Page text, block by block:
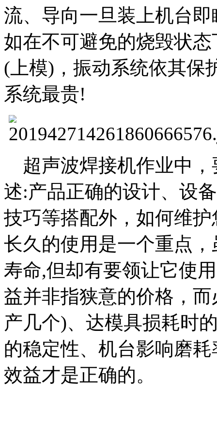
流、导向一旦装上机台
如在不可避免的烧毁状
(上模)，振动系统依其保
系统最贵!
超声波焊接机作业中，
述:产品正确的设计、设
技巧等搭配外，如何维
长久的使用是一个重点
寿命,但却有要领让它使
益并非指狭意的价格，
产几个)、达模具损耗时
的稳定性、机台影响磨
效益才是正确的。